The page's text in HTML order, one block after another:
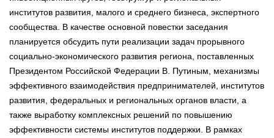
институтов развития, малого и среднего бизнеса, экспертного
сообщества. В качестве основной повестки заседания
планируется обсудить пути реализации задач прорывного
социально-экономического развития региона, поставленных
Президентом Российской Федерации В. Путиным, механизмы
эффективного взаимодействия предпринимателей, институтов
развития, федеральных и региональных органов власти, а
также выработку комплексных решений по повышению
эффективности системы институтов поддержки. В рамках